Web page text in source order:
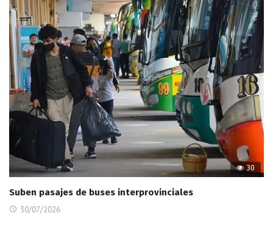
30
Suben pasajes de buses interprovinciales
30/07/2026